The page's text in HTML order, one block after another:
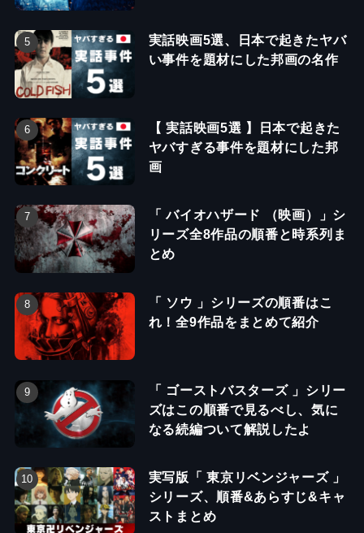
実話映画5選、日本で起きたヤバ
い事件を題材にした邦画の名作
【 実話映画5選 】日本で起きた
ヤバすぎる事件を題材にした邦
画
「 バイオハザード （映画）」シ
リーズ全8作品の順番と時系列ま
とめ
「 ソウ 」シリーズの順番はこ
れ！全9作品をまとめて紹介
「 ゴーストバスターズ 」シリー
ズはこの順番で見るべし、気に
なる続編ついて解説したよ
実写版「 東京リベンジャーズ 」
シリーズ、順番&あらすじ&キャ
ストまとめ